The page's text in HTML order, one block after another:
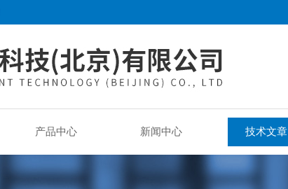
产品中心 新闻中心 技术文章